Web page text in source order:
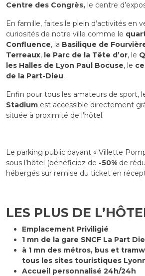
Centre des Congrès, le centre
En famille, faites le plein d’activités en
curiosités de notre ville comme le
Confluence, la Basilique de
Terreaux, le Parc de la Tête d’or, le
les Halles de Lyon Paul Bocuse, le
de la Part-Dieu.
Enfin pour tous les amateurs de sport,
Stadium est accessible directement
située à proximité de l’hôtel.
Le parking public payant « Villette
sous l’hôtel (bénéficiez de -50% de
hébergés sur remise du ticket en
LES PLUS DE
Emplacement Priviligié
1 mn de la gare SNCF La Part
à 1 mn des métros, bus et
tous les sites touristiques
Accueil personnalisé 24h/24h